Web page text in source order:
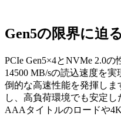
Gen5の限界に迫
PCIe Gen5×4とNVMe 2.0
14500 MB/sの読込速度を
倒的な高速性能を発揮し
し、高負荷環境でも安定し
AAAタイトルのロードや